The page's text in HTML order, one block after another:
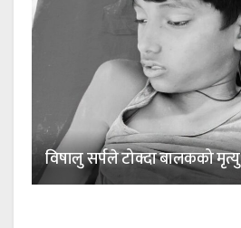
विषालु सर्पले टोक्दा बालकको मृत्यु